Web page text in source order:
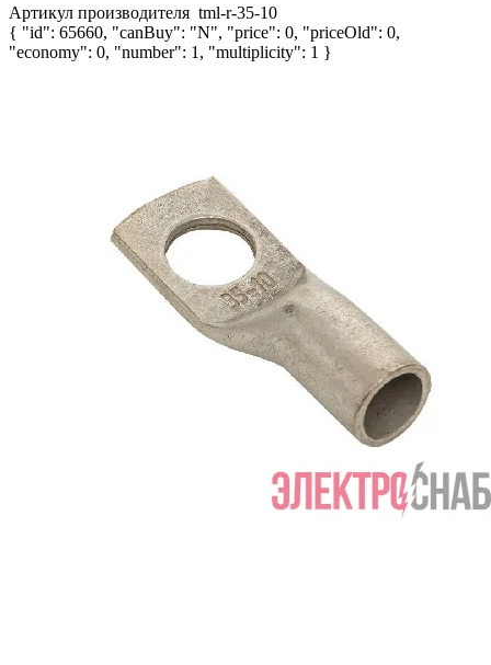
Артикул производителя tml-r-35-10
{ "id": 65660, "canBuy": "N", "price": 0, "priceOld": 0,
"economy": 0, "number": 1, "multiplicity": 1 }